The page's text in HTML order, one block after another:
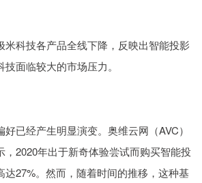
米科技各产品全线下降，反映出智能投影
面临较大的市场压力。
已经产生明显演变。奥维云网（AVC）
，2020年出于新奇体验尝试而购买智能投
达27%。然而，随着时间的推移，这种基